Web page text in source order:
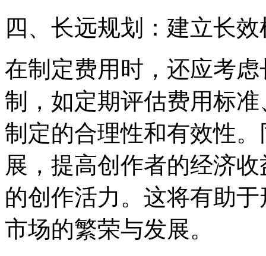
四、长远规划：建立长
在制定费用时，还应考
制，如定期评估费用标
制定的合理性和有效性
展，提高创作者的经济
的创作活力。这将有助
市场的繁荣与发展。